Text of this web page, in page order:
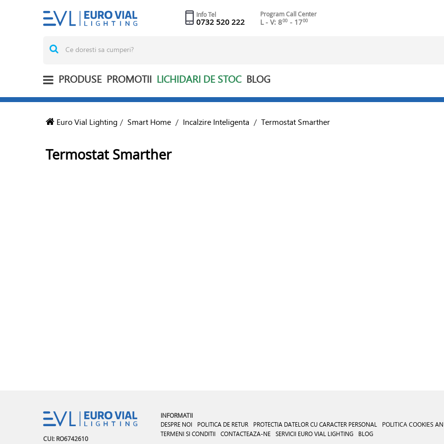
Info Tel
0732 520 222
Program Call Center
L - V: 800 - 1700
PRODUSE PROMOTII LICHIDARI DE STOC BLOG
Euro Vial Lighting / Smart Home / Incalzire Inteligenta / Termostat Smarther
Termostat Smarther
CUI: RO6742610
INFORMATII
DESPRE NOI POLITICA DE RETUR PROTECTIA DATELOR CU CARACTER PERSONAL POLITICA COOKIES
TERMENI SI CONDITII
CONTACTEAZA-NE SERVICII EURO VIAL LIGHTING BLOG